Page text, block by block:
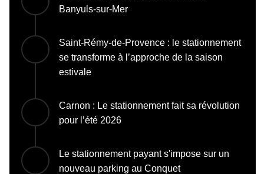
Banyuls-sur-Mer
Saint-Rémy-de-Provence : le stationnement
se transforme à l’approche de la saison
estivale
Carnon : Le stationnement fait sa révolution
pour l’été 2026
Le stationnement payant s'impose sur un
nouveau parking au Conquet